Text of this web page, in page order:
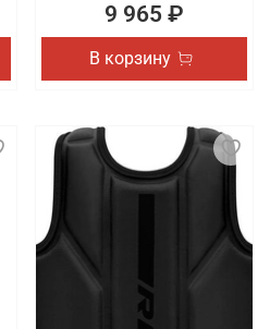
9 965 ₽
В корзину